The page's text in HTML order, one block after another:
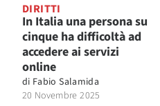
DIRITTI
In Italia una persona su
cinque ha difficoltà ad
accedere ai servizi
online
di Fabio Salamida
20 Novembre 2025